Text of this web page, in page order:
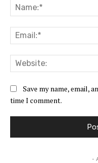
Save my name, email,
time I comment.
-